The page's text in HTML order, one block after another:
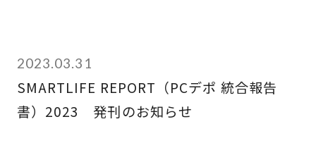
2023.03.31
SMARTLIFE REPORT（PCデポ 統合報告
書）2023 発刊のお知らせ